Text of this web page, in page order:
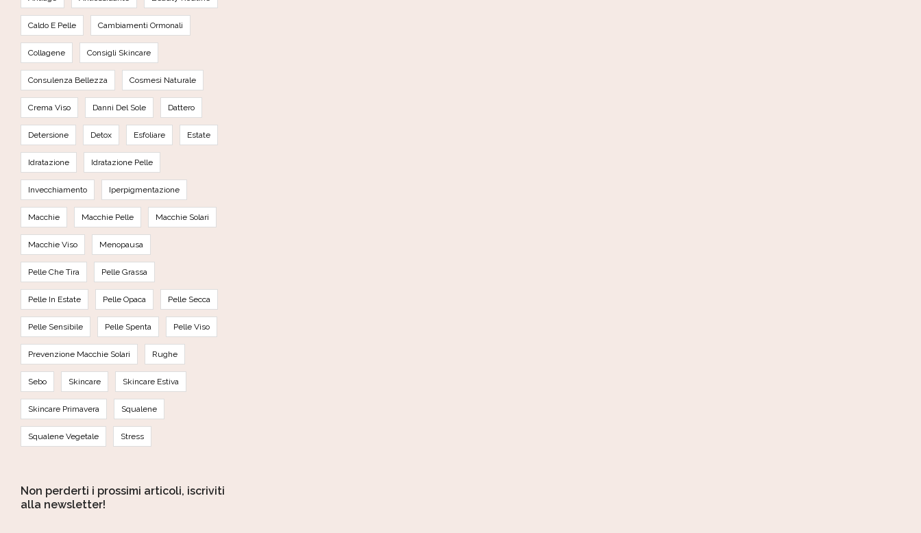
Caldo E Pelle Cambiamenti Ormonali
Collagene Consigli Skincare
Consulenza Bellezza Cosmesi Naturale
Crema Viso Danni Del Sole Dattero
Detersione Detox Esfoliare Estate
Idratazione Idratazione Pelle
Invecchiamento Iperpigmentazione
Macchie Macchie Pelle Macchie Solari
Macchie Viso Menopausa
Pelle Che Tira Pelle Grassa
Pelle In Estate Pelle Opaca Pelle Secca
Pelle Sensibile Pelle Spenta Pelle Viso
Prevenzione Macchie Solari Rughe
Sebo Skincare Skincare Estiva
Skincare Primavera Squalene
Squalene Vegetale Stress
Non perderti i prossimi articoli, iscriviti
alla newsletter!